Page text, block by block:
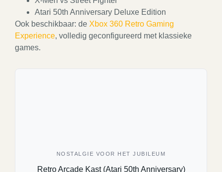
Atari 50th Anniversary Deluxe Edition
Ook beschikbaar: de Xbox 360 Retro Gaming
Experience, volledig geconfigureerd met klassieke
games.
NOSTALGIE VOOR HET JUBILEUM
Retro Arcade Kast (Atari 50th Anniversary)